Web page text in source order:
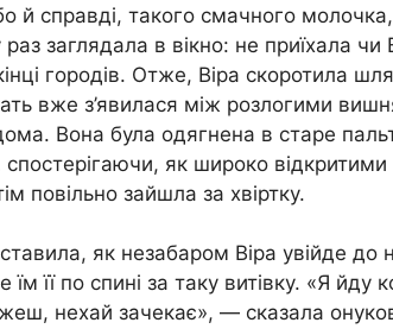
й справді, такого смачного
заглядала в вікно: не приїхала чи
городів. Отже, Віра скоротила
вже з’явилася між розлогими
дома. Вона була одягнена в старе
спостерігаючи, як широко
повільно зайшла за хвіртку.
як незабаром Віра увійде до
їм її по спині за таку витівку. «Я йду
нехай зачекає», — сказала